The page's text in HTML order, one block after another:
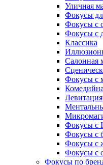
Уличная
Фокусы
Фокусы с
Фокусы с
Классика
Салонная
Фокусы с
Левитация
Фокусы с
Фокусы с
Фокусы с
Фокусы с
Фокусы по